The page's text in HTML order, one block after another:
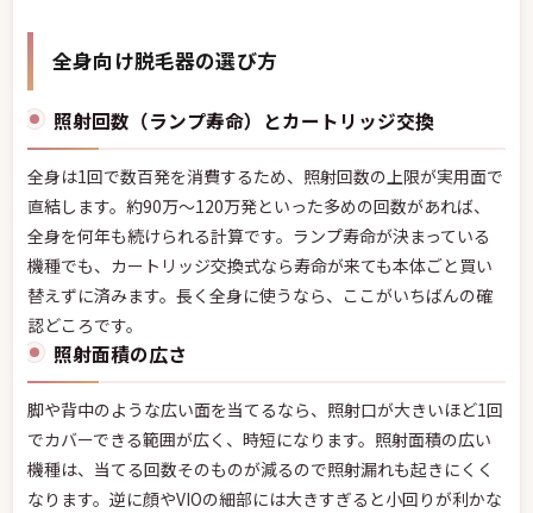
全身向け脱毛器の選び方
照射回数（ランプ寿命）とカートリッジ交換
全身は1回で数百発を消費するため、照射回数の上限が実用面で
直結します。約90万〜120万発といった多めの回数があれば、
全身を何年も続けられる計算です。ランプ寿命が決まっている
機種でも、カートリッジ交換式なら寿命が来ても本体ごと買い
替えずに済みます。長く全身に使うなら、ここがいちばんの確
認どころです。
照射面積の広さ
脚や背中のような広い面を当てるなら、照射口が大きいほど1回
でカバーできる範囲が広く、時短になります。照射面積の広い
機種は、当てる回数そのものが減るので照射漏れも起きにくく
なります。逆に顔やVIOの細部には大きすぎると小回りが利かな